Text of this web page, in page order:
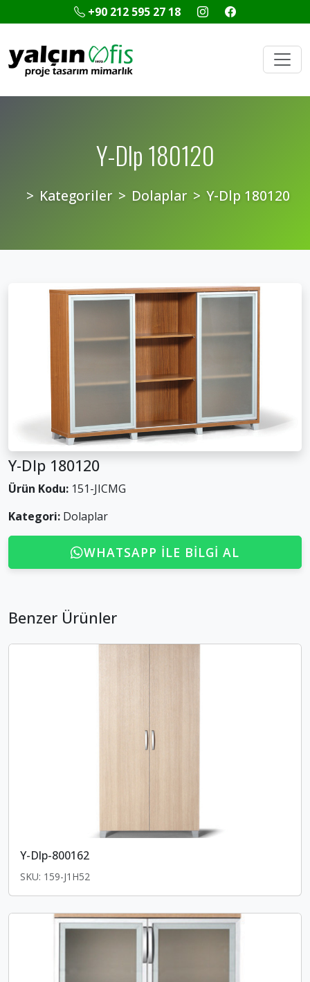
+90 212 595 27 18
Y-Dlp 180120
Kategoriler Dolaplar Y-Dlp 180120
Y-Dlp 180120
Ürün Kodu: 151-JICMG
Kategori: Dolaplar
WHATSAPP ILE BILGI AL
Benzer Ürünler
Y-Dlp-800162
SKU: 159-J1H52